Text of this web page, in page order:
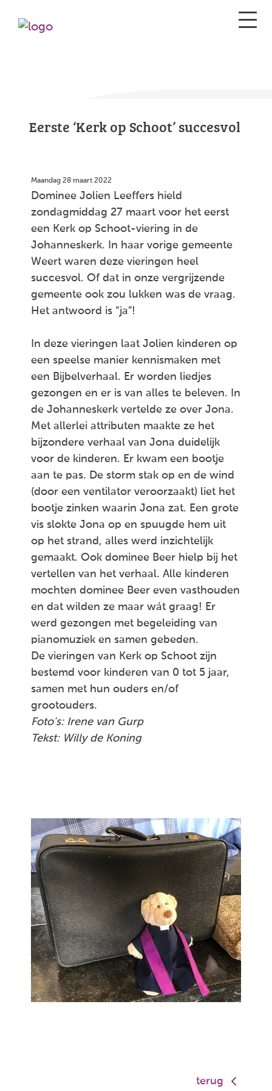
Eerste ‘Kerk op Schoot’ succesvol
Maandag 28 maart 2022
Dominee Jolien Leeffers hield
zondagmiddag 27 maart voor het eerst
een Kerk op Schoot-viering in de
Johanneskerk. In haar vorige gemeente
Weert waren deze vieringen heel
succesvol. Of dat in onze vergrijzende
gemeente ook zou lukken was de vraag.
Het antwoord is “ja”!
In deze vieringen laat Jolien kinderen op
een speelse manier kennismaken met
een Bijbelverhaal. Er worden liedjes
gezongen en er is van alles te beleven. In
de Johanneskerk vertelde ze over Jona.
Met allerlei attributen maakte ze het
bijzondere verhaal van Jona duidelijk
voor de kinderen. Er kwam een bootje
aan te pas. De storm stak op en de wind
(door een ventilator veroorzaakt) liet het
bootje zinken waarin Jona zat. Een grote
vis slokte Jona op en spuugde hem uit
op het strand, alles werd inzichtelijk
gemaakt. Ook dominee Beer hielp bij het
vertellen van het verhaal. Alle kinderen
mochten dominee Beer even vasthouden
en dat wilden ze maar wát graag! Er
werd gezongen met begeleiding van
pianomuziek en samen gebeden.
De vieringen van Kerk op Schoot zijn
bestemd voor kinderen van 0 tot 5 jaar,
samen met hun ouders en/of
grootouders.
Foto's: Irene van Gurp
Tekst: Willy de Koning
terug